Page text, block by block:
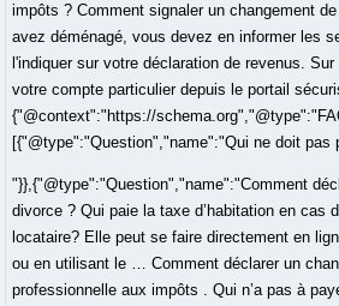
impôts ? Comment signaler un changement
avez déménagé, vous devez en informer les
l'indiquer sur votre déclaration de revenus.
votre compte particulier depuis le portail
{"@context":"https://
[{"@type":"Question","name":"Qui ne doit pas
"}},{"@type":"Question","name":"Comment
divorce ? Qui paie la taxe d’habitation en cas
locataire? Elle peut se faire directement en
ou en utilisant le … Comment déclarer un
professionnelle aux impôts . Qui n’a pas à